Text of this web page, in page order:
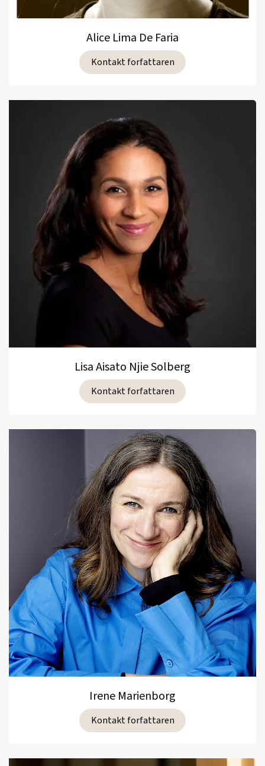
Alice Lima De Faria
Kontakt forfattaren
Lisa Aisato Njie Solberg
Kontakt forfattaren
Irene Marienborg
Kontakt forfattaren